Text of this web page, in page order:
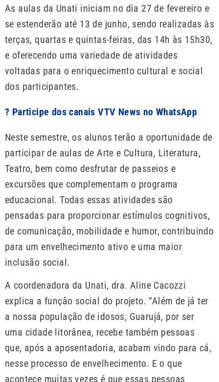
As aulas da Unati iniciam no dia 27 de fevereiro e
se estenderão até 13 de junho, sendo realizadas às
terças, quartas e quintas-feiras, das 14h às 15h30,
e oferecendo uma variedade de atividades
voltadas para o enriquecimento cultural e social
dos participantes.
? Participe dos canais VTV News no WhatsApp
Neste semestre, os alunos terão a oportunidade de
participar de aulas de Arte e Cultura, Literatura,
Teatro, bem como desfrutar de passeios e
excursões que complementam o programa
educacional. Todas essas atividades são
pensadas para proporcionar estímulos cognitivos,
de comunicação, mobilidade e humor, contribuindo
para um envelhecimento ativo e uma maior
inclusão social.
A coordenadora da Unati, dra. Aline Cacozzi
explica a função social do projeto. “Além de já ter
a nossa população de idosos, Guarujá, por ser
uma cidade litorânea, recebe também pessoas
que, após a aposentadoria, acabam vindo para cá,
nesse processo de envelhecimento. E o que
acontece muitas vezes é que essas pessoas